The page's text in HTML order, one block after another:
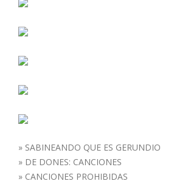
» SABINEANDO QUE ES GERUNDIO
» DE DONES: CANCIONES
» CANCIONES PROHIBIDAS